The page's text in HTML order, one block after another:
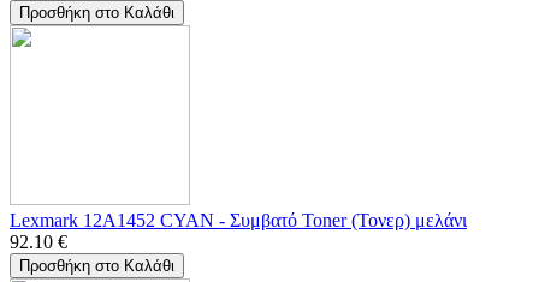
Προσθήκη στο Καλάθι
Lexmark 12A1452 CYAN - Συμβατό Toner (Τονερ) μελάνι
92.10 €
Προσθήκη στο Καλάθι